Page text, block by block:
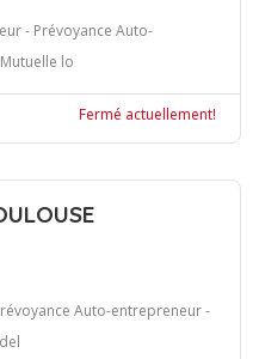
- Prévoyance Auto-
lo
Fermé actuellement!
Auto-entrepreneur -